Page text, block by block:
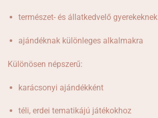
természet- és állatkedvelő gyerekeknek
ajándéknak különleges alkalmakra
Különösen népszerű:
karácsonyi ajándékként
téli, erdei tematikájú játékokhoz